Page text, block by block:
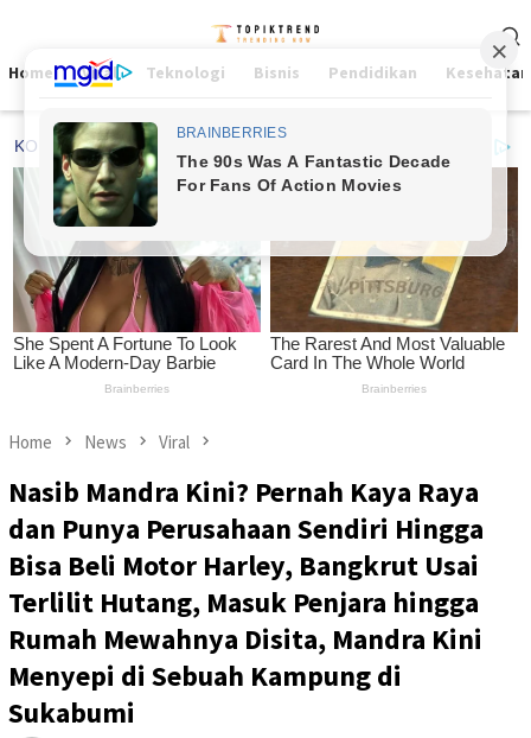
contentMenu
Home Viral Teknologi Bisnis Pendidikan Kesehatan
Home News Viral
Nasib Mandra Kini? Pernah Kaya Raya
dan Punya Perusahaan Sendiri Hingga
Bisa Beli Motor Harley, Bangkrut Usai
Terlilit Hutang, Masuk Penjara hingga
Rumah Mewahnya Disita, Mandra Kini
Menyepi di Sebuah Kampung di
Sukabumi